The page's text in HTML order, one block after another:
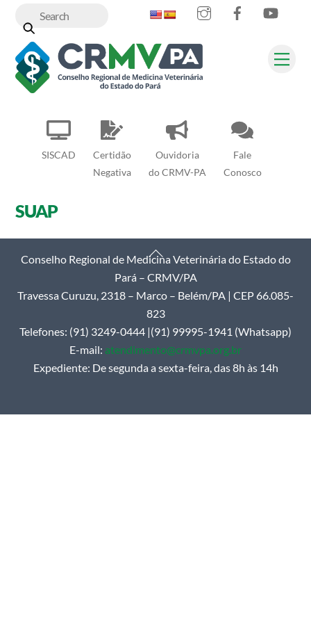
content
SISCAD
Certidão
Negativa
Ouvidoria
do CRMV-PA
Fale
Conosco
InstagramFacebook
SUAP
Back
To
Top
Conselho Regional de Medicina Veterinária do Estado do
Pará – CRMV/PA
Travessa Curuzu, 2318 – Marco – Belém/PA | CEP 66.085-
823
Telefones: (91) 3249-0444 |(91) 99995-1941 (Whatsapp)
E-mail: atendimento@crmvpa.org.br
Expediente: De segunda a sexta-feira, das 8h às 14h